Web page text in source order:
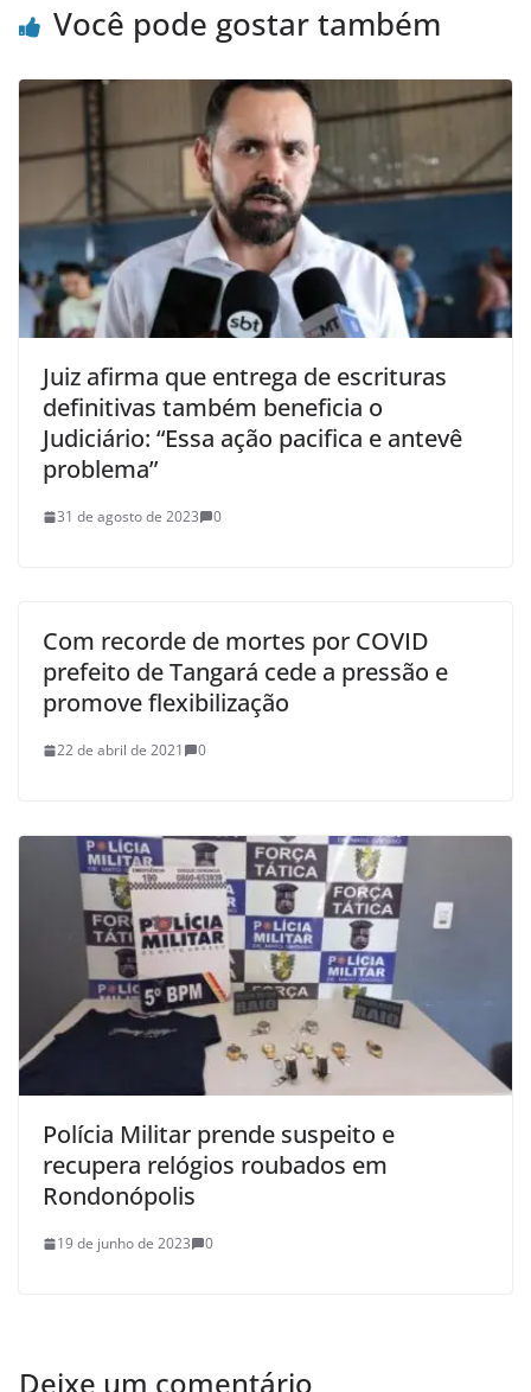
Você pode gostar também
Juiz afirma que entrega de escrituras
definitivas também beneficia o
Judiciário: “Essa ação pacifica e antevê
problema”
31 de agosto de 2023 0
Com recorde de mortes por COVID
prefeito de Tangará cede a pressão e
promove flexibilização
22 de abril de 2021 0
Polícia Militar prende suspeito e
recupera relógios roubados em
Rondonópolis
19 de junho de 2023 0
Deixe um comentário